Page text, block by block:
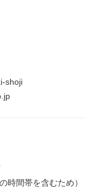
shoji
時間帯を含むため）